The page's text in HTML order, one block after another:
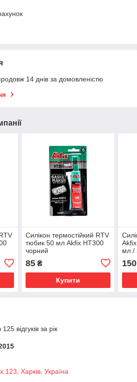
14 днів за домовленістю
Силікон термостійкий RTV
тюбик 50 мл Akfix HT300
чорний
85₴
Купити
мл /
150
відгуків за рік
123, Харків, Україна